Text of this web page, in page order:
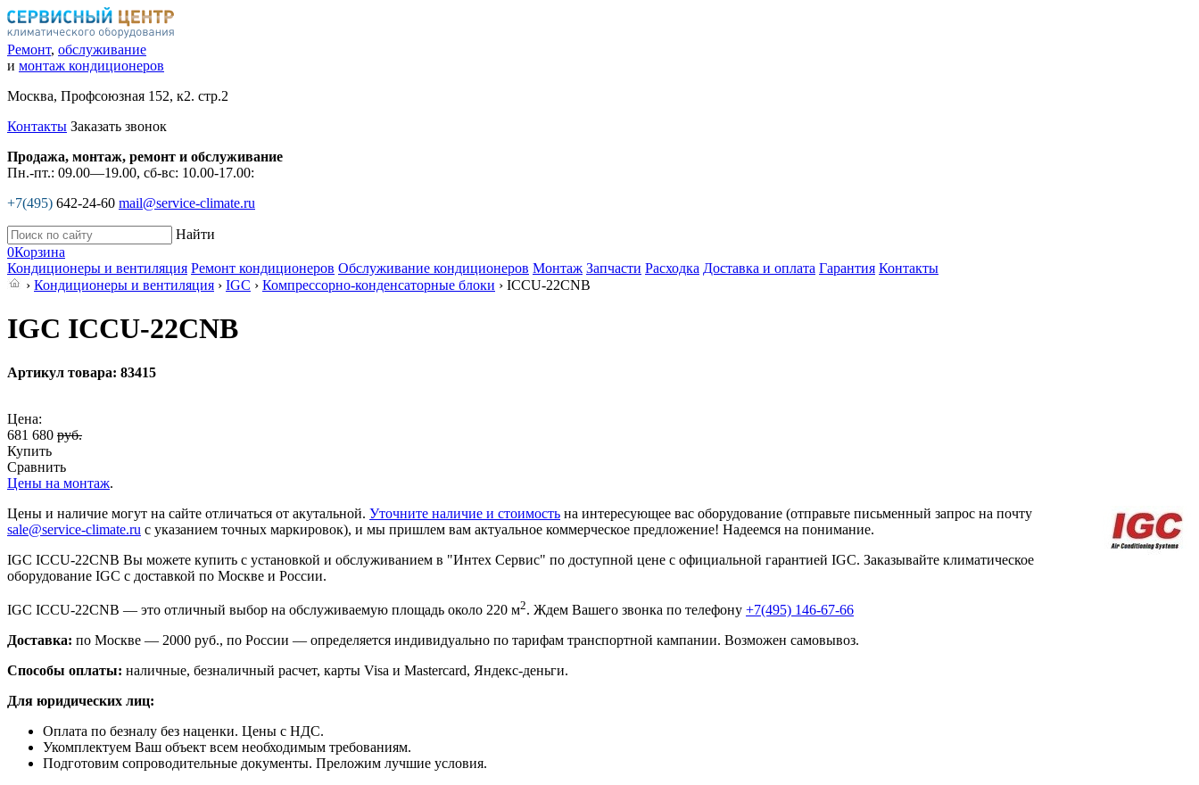
Ремонт, обслуживание
и монтаж кондиционеров
Москва, Профсоюзная 152, к2. стр.2
Контакты Заказать звонок
Продажа, монтаж, ремонт и обслуживание
Пн.-пт.: 09.00—19.00, сб-вс: 10.00-17.00:
+7(495) 642-24-60 mail@service-climate.ru
Найти
0Корзина
Кондиционеры и вентиляция Ремонт кондиционеров Обслуживание кондиционеров Монтаж Запчасти Расходка Доставка и оплата Гарантия Контакты
› Кондиционеры и вентиляция › IGC › Компрессорно-конденсаторные блоки › ICCU-22CNB
IGC ICCU-22CNB
Артикул товара: 83415
Цена:
681 680 руб.
Купить
Сравнить
Цены на монтаж.
Цены и наличие могут на сайте отличаться от акутальной. Уточните наличие и стоимость на интересующее вас оборудование (отправьте письменный запрос на почту
sale@service-climate.ru с указанием точных маркировок), и мы пришлем вам актуальное коммерческое предложение! Надеемся на понимание.
IGC ICCU-22CNB Вы можете купить с установкой и обслуживанием в "Интех Сервис" по доступной цене с официальной гарантией IGC. Заказывайте климатическое
оборудование IGC с доставкой по Москве и России.
IGC ICCU-22CNB — это отличный выбор на обслуживаемую площадь около 220 м2. Ждем Вашего звонка по телефону +7(495) 146-67-66
Доставка: по Москве — 2000 руб., по России — определяется индивидуально по тарифам транспортной кампании. Возможен самовывоз.
Способы оплаты: наличные, безналичный расчет, карты Visa и Mastercard, Яндекс-деньги.
Для юридических лиц:
Оплата по безналу без наценки. Цены с НДС.
Укомплектуем Ваш объект всем необходимым требованиям.
Подготовим сопроводительные документы. Преложим лучшие условия.